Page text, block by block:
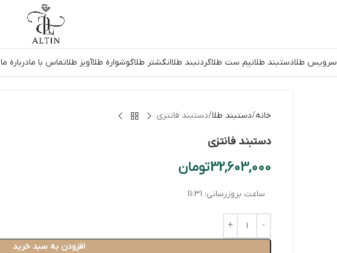
سرویس طلادستبند طلانیم ست طلاگردنبند طلاانگشتر طلاگوشواره طلاآویز طلاتماس با مادرباره ما
خانه دستبند طلا دستبند فانتزی
دستبند فانتزی
32,603,000تومان
ساعت بروزرسانی: 11:31
افزودن به سبد خرید